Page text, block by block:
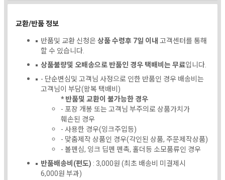
교환/반품 정보
반품및 교환 신청은상품 수령후 7일 이내고객센터를 통해
할 수 있습니다.
상품불량및 오배송으로 반품인 경우 택배비는 무료입니다.
- 단순변심및 고객님 사정으로 인한 반품인 경우 배송비는
고객님이 부담(왕복 택배비)
* 반품및 교환이 불가능한 경우
- 포장 개봉 또는 고객님 부주의로 상품가치가
훼손된 경우
- 사용한 경우(잉크주입등)
- 맞춤제작 상품인 경우(각인된 상품, 주문제작상품)
- 볼펜심, 잉크 딥펜 펜촉, 홀더등 소모품류인 경우
반품배송비(편도) : 3,000원 (최초 배송비 미결제시
6,000원 부과)